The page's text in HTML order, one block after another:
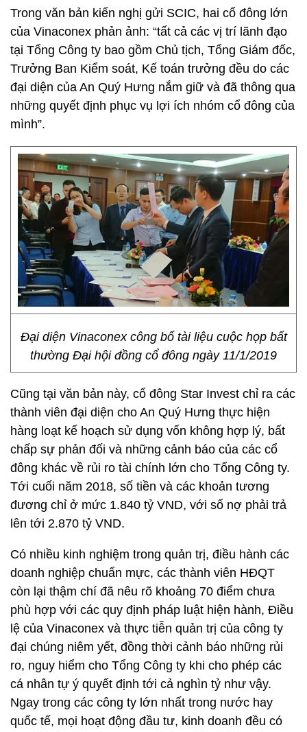
Trong văn bản kiến nghị gửi SCIC, hai cổ đông lớn
của Vinaconex phản ảnh: “tất cả các vị trí lãnh đạo
tại Tổng Công ty bao gồm Chủ tịch, Tổng Giám đốc,
Trưởng Ban Kiểm soát, Kế toán trưởng đều do các
đại diện của An Quý Hưng nắm giữ và đã thông qua
những quyết định phục vụ lợi ích nhóm cổ đông của
mình”.
Đại diện Vinaconex công bố tài liệu cuộc họp bất
thường Đại hội đồng cổ đông ngày 11/1/2019
Cũng tại văn bản này, cổ đông Star Invest chỉ ra các
thành viên đại diện cho An Quý Hưng thực hiện
hàng loạt kế hoạch sử dụng vốn không hợp lý, bất
chấp sự phản đối và những cảnh báo của các cổ
đông khác về rủi ro tài chính lớn cho Tổng Công ty.
Tới cuối năm 2018, số tiền và các khoản tương
đương chỉ ở mức 1.840 tỷ VND, với số nợ phải trả
lên tới 2.870 tỷ VND.
Có nhiều kinh nghiệm trong quản trị, điều hành các
doanh nghiệp chuẩn mực, các thành viên HĐQT
còn lại thậm chí đã nêu rõ khoảng 70 điểm chưa
phù hợp với các quy định pháp luật hiện hành, Điều
lệ của Vinaconex và thực tiễn quản trị của công ty
đại chúng niêm yết, đồng thời cảnh báo những rủi
ro, nguy hiểm cho Tổng Công ty khi cho phép các
cá nhân tự ý quyết định tới cả nghìn tỷ như vậy.
Ngay trong các công ty lớn nhất trong nước hay
quốc tế, mọi hoạt động đầu tư, kinh doanh đều có